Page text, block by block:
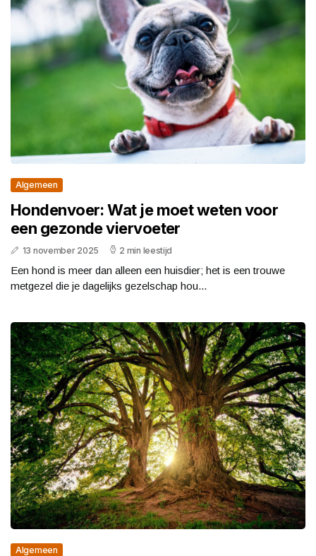
Algemeen
Hondenvoer: Wat je moet weten voor
een gezonde viervoeter
13 november 2025 2 min leestijd
Een hond is meer dan alleen een huisdier; het is een trouwe
metgezel die je dagelijks gezelschap hou...
Algemeen